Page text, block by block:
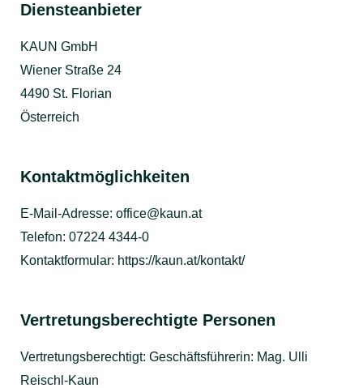
Diensteanbieter
KAUN GmbH
Wiener Straße 24
4490 St. Florian
Österreich
Kontaktmöglichkeiten
E-Mail-Adresse: office@kaun.at
Telefon: 07224 4344-0
Kontaktformular: https://kaun.at/kontakt/
Vertretungsberechtigte Personen
Vertretungsberechtigt: Geschäftsführerin: Mag. Ulli
Reischl-Kaun